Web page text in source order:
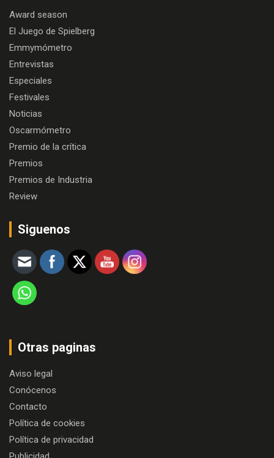
Award season
El Juego de Spielberg
Emmymómetro
Entrevistas
Especiales
Festivales
Noticias
Oscarmómetro
Premio de la crítica
Premios
Premios de Industria
Review
Siguenos
Otras paginas
Aviso legal
Conócenos
Contacto
Política de cookies
Política de privacidad